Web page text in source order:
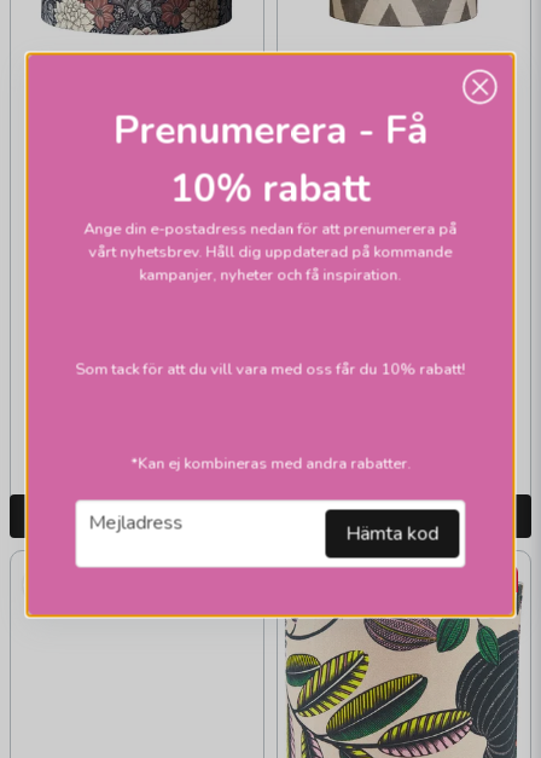
PR HOME
Skickas inom 1-2 vardagar
LÄGG I VARUKORGEN
PR HOME
vardagar
LÄGG I VARUKORGEN
Prenumerera - Få
10% rabatt
Ange din e-postadress nedan för att prenumerera på
vårt nyhetsbrev. Håll dig uppdaterad på kommande
kampanjer, nyheter och få inspiration.
Som tack för att du vill vara med oss får du 10% rabatt!
*Kan ej kombineras med andra rabatter.
email
Mejladress Hämta kod